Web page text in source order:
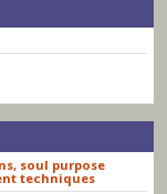
soul purpose
techniques